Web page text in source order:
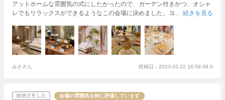
アットホームな雰囲気の式にしたかったので、ガーデン付きかつ、オシャ
レでもリラックスができるようなこの会場に決めました。 ヨーロッパ調の
とても素敵です。 プランナーさんは、全体的に私たちのしたいことをでき
るように考えてくださり、かつ、特に案が思い浮かばない時には、しっか
りと提案くださりと、スムーズに演目を決めることができました。
ました。
ゲストの方はデザートビュッフェや地域の食べ物を喜んでくださ
続きを見る
みささん 投稿日：2023-05-22 16:59:38.0
会場の雰囲気を特に評価しています